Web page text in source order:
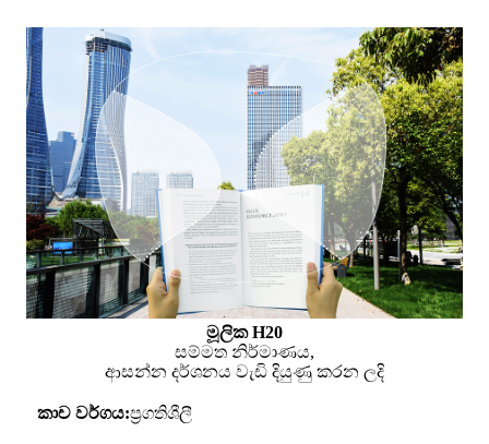
මූලික H20
සම්මත නිර්මාණය,
ආසන්න දර්ශනය වැඩි දියුණු කරන ලදි
කාච වර්ගය:ප්‍රගතිශීලී